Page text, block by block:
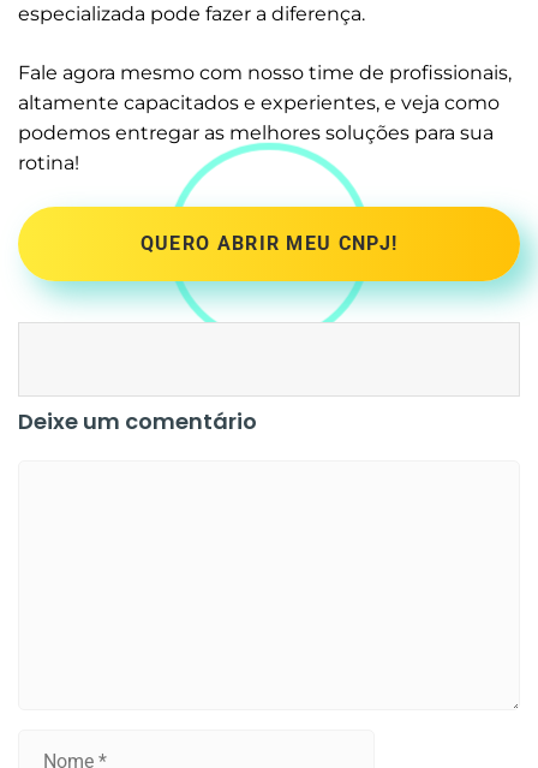
especializada pode fazer a diferença.
Fale agora mesmo com nosso time de profissionais,
altamente capacitados e experientes, e veja como
podemos entregar as melhores soluções para sua
rotina!
QUERO ABRIR MEU CNPJ!
Deixe um comentário